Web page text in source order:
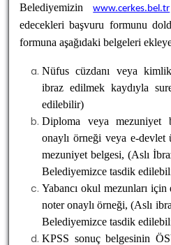
Belediyemizinwww.cerkes.bel.tr
edecekleri başvuru formunu
formuna aşağıdaki belgeleri
Nüfus cüzdanı veya
ibraz edilmek kaydıyla
edilebilir)
Diploma veya mezuniyet
onaylı örneği veya e-devlet
mezuniyet belgesi, (Aslı
Belediyemizce tasdik
Yabancı okul mezunları
noter onaylı örneği, (Aslı
Belediyemizce tasdik
KPSS sonuç belgesinin